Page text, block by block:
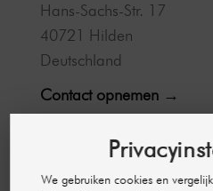
Hans-Sachs-Str. 17
40721 Hilden
Deutschland
Contact opnemen →
HULP & CONTACT
Toegankelijkheid
We gebruiken cookies en